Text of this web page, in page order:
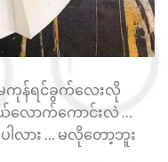
မကုန်ရင်ခွက်လေးလို
လောက်ကောင်းလဲ …
ါလား … မလိုတော့ဘူး